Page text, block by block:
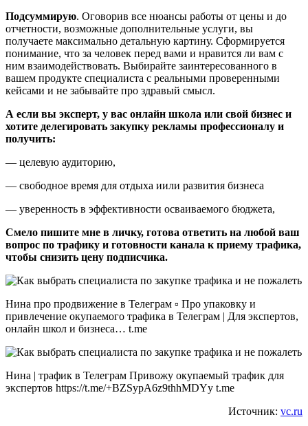
Подсуммирую. Оговорив все нюансы работы от цены и до
отчетности, возможные дополнительные услуги, вы
получаете максимально детальную картину. Сформируется
понимание, что за человек перед вами и нравится ли вам с
ним взаимодействовать. Выбирайте заинтересованного в
вашем продукте специалиста с реальными проверенными
кейсами и не забывайте про здравый смысл.
А если вы эксперт, у вас онлайн школа или свой бизнес и
хотите делегировать закупку рекламы профессионалу и
получить:
— целевую аудиторию,
— свободное время для отдыха иили развития бизнеса
— уверенность в эффективности осваиваемого бюджета,
Смело пишите мне в личку, готова ответить на любой ваш
вопрос по трафику и готовности канала к приему трафика,
чтобы снизить цену подписчика.
Нина про продвижение в Телеграм ▫ Про упаковку и
привлечение окупаемого трафика в Телеграм | Для экспертов,
онлайн школ и бизнеса… t.me
Нина | трафик в Телеграм Привожу окупаемый трафик для
экспертов https://t.me/+BZSypA6z9thhMDYy t.me
Источник: vc.ru